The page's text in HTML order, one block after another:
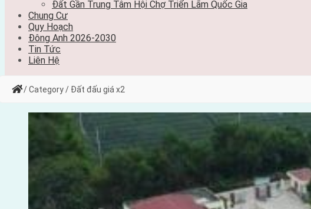
Đất Gần Trung Tâm Hội Chợ Triển Lãm Quốc Gia
Chung Cư
Quy Hoạch
Đông Anh 2026-2030
Tin Tức
Liên Hệ
/ Category / Đất đấu giá x2